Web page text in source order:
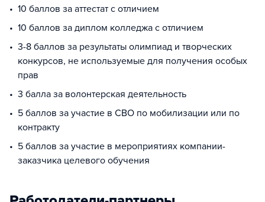
10 баллов за аттестат с отличием
10 баллов за диплом колледжа с отличием
3-8 баллов за результаты олимпиад и творческих
конкурсов, не используемые для получения особых
прав
3 балла за волонтерская деятельность
5 баллов за участие в СВО по мобилизации или по
контракту
5 баллов за участие в мероприятиях компании-
заказчика целевого обучения